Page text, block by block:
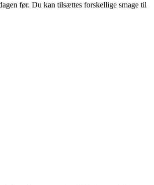
før. Du kan tilsættes forskellige smage til